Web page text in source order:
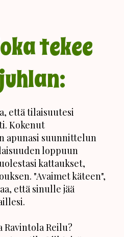
tekee
että tilaisuutesi
Kokenut
apunasi suunnittelun
loppuun
kattaukset,
"Avaimet käteen",
että sinulle jää
Ravintola Reilu?